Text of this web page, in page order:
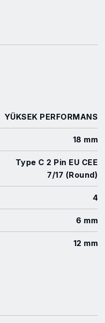
YÜKSEK PERFORMANS
18 mm
Type C 2 Pin EU CEE
7/17 (Round)
4
6 mm
12 mm